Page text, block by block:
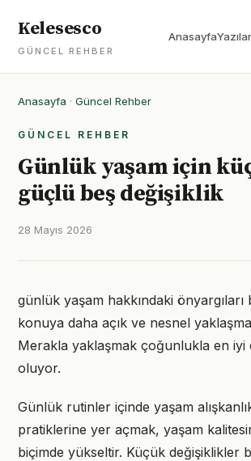
Kelesesco
GÜNCEL REHBER
AnasayfaYazılar
Anasayfa · Güncel Rehber
GÜNCEL REHBER
Günlük yaşam için
güçlü beş değişiklik
28 Mayıs 2026
günlük yaşam hakkındaki önyargıları
konuya daha açık ve nesnel
Merakla yaklaşmak çoğunlukla en iyi
oluyor.
Günlük rutinler içinde yaşam
pratiklerine yer açmak, yaşam
biçimde yükseltir. Küçük değişiklikler